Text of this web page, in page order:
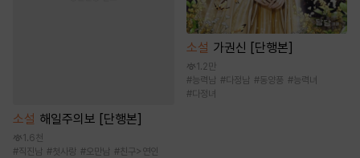
소설 해일주의보 [단행본]
1.6천
#직진남 #첫사랑 #오만남 #친구>연인
소설 가권신 [단행본]
1.2만
#능력남 #다정남 #동양풍 #능력녀
#다정녀